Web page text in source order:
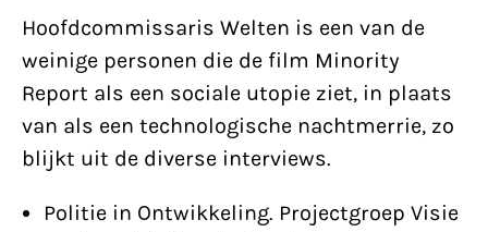
Hoofdcommissaris Welten is een van de
weinige personen die de film Minority
Report als een sociale utopie ziet, in plaats
van als een technologische nachtmerrie, zo
blijkt uit de diverse interviews.
Politie in Ontwikkeling. Projectgroep Visie